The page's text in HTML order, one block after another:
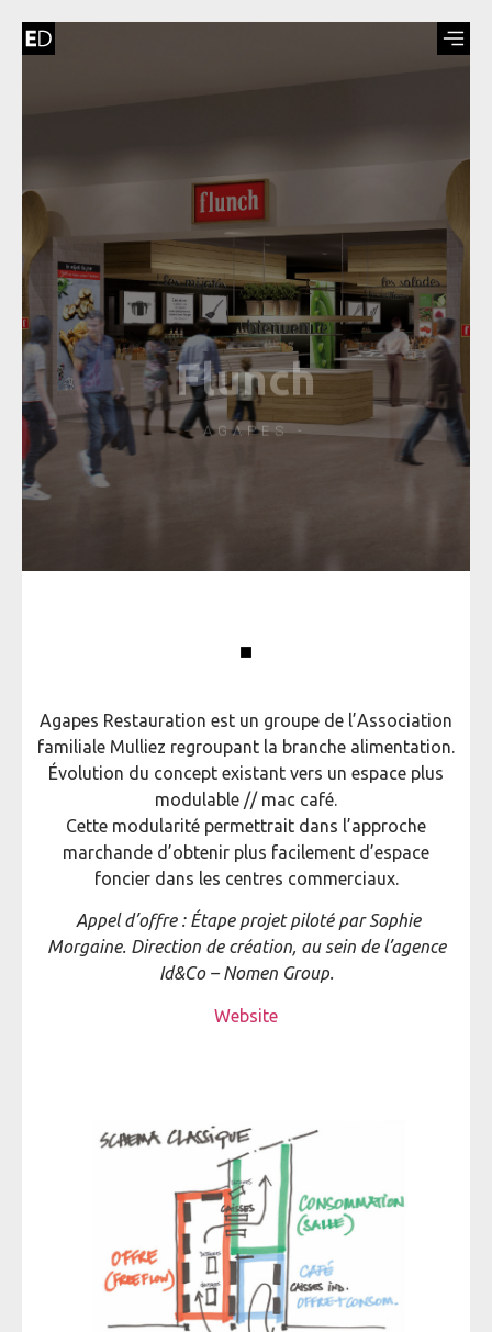
Flunch
- AGAPES -
Agapes Restauration est un groupe de l’Association
familiale Mulliez regroupant la branche alimentation.
Évolution du concept existant vers un espace plus
modulable // mac café.
Cette modularité permettrait dans l’approche
marchande d’obtenir plus facilement d’espace
foncier dans les centres commerciaux.
Appel d’offre : Étape projet piloté par Sophie
Morgaine. Direction de création, au sein de l’agence
Id&Co – Nomen Group.
Website